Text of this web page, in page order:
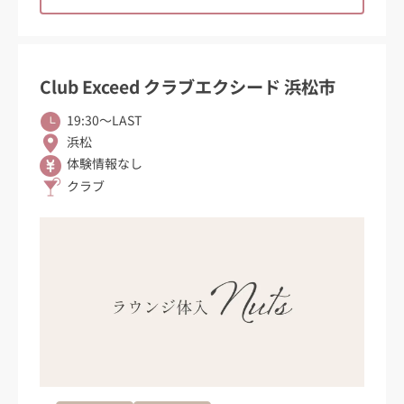
Club Exceed クラブエクシード 浜松市
19:30〜LAST
浜松
体験情報なし
クラブ